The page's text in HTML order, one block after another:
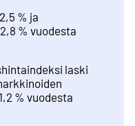
% ja
% vuodesta
laski
% vuodesta